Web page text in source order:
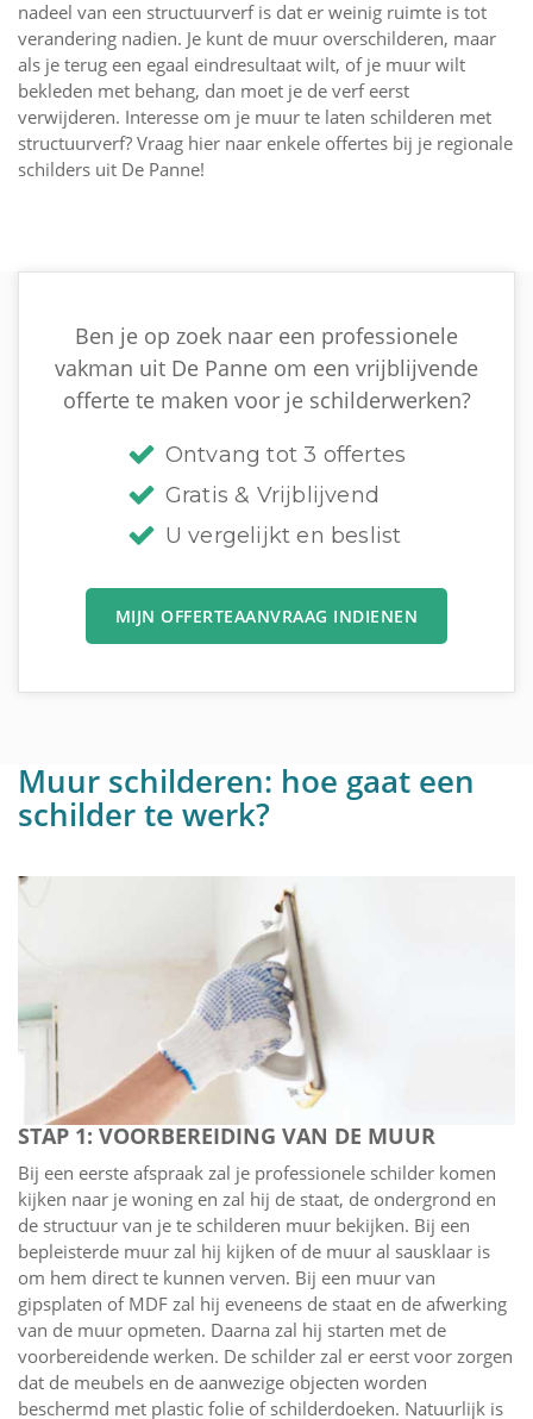
nadeel van een structuurverf is dat er weinig ruimte is tot
verandering nadien. Je kunt de muur overschilderen, maar
als je terug een egaal eindresultaat wilt, of je muur wilt
bekleden met behang, dan moet je de verf eerst
verwijderen. Interesse om je muur te laten schilderen met
structuurverf? Vraag hier naar enkele offertes bij je regionale
schilders uit De Panne!
Ben je op zoek naar een professionele
vakman uit De Panne om een vrijblijvende
offerte te maken voor je schilderwerken?
Ontvang tot 3 offertes
Gratis & Vrijblijvend
U vergelijkt en beslist
MIJN OFFERTEAANVRAAG INDIENEN
Muur schilderen: hoe gaat een
schilder te werk?
STAP 1: VOORBEREIDING VAN DE MUUR
Bij een eerste afspraak zal je professionele schilder komen
kijken naar je woning en zal hij de staat, de ondergrond en
de structuur van je te schilderen muur bekijken. Bij een
bepleisterde muur zal hij kijken of de muur al sausklaar is
om hem direct te kunnen verven. Bij een muur van
gipsplaten of MDF zal hij eveneens de staat en de afwerking
van de muur opmeten. Daarna zal hij starten met de
voorbereidende werken. De schilder zal er eerst voor zorgen
dat de meubels en de aanwezige objecten worden
beschermd met plastic folie of schilderdoeken. Natuurlijk is